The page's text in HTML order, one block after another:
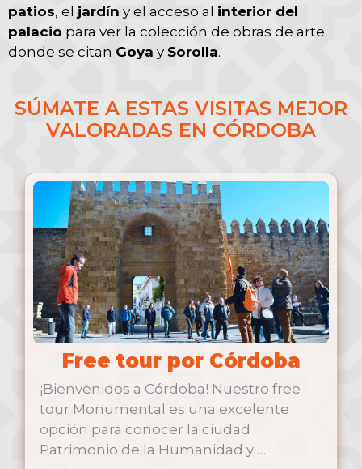
patios, el jardín y el acceso al interior del
palacio para ver la colección de obras de arte
donde se citan Goya y Sorolla.
SÚMATE A ESTAS VISITAS MEJOR
VALORADAS EN CÓRDOBA
Free tour por Córdoba
¡Bienvenidos a Córdoba! Nuestro free
tour Monumental es una excelente
opción para conocer la ciudad
Patrimonio de la Humanidad y …